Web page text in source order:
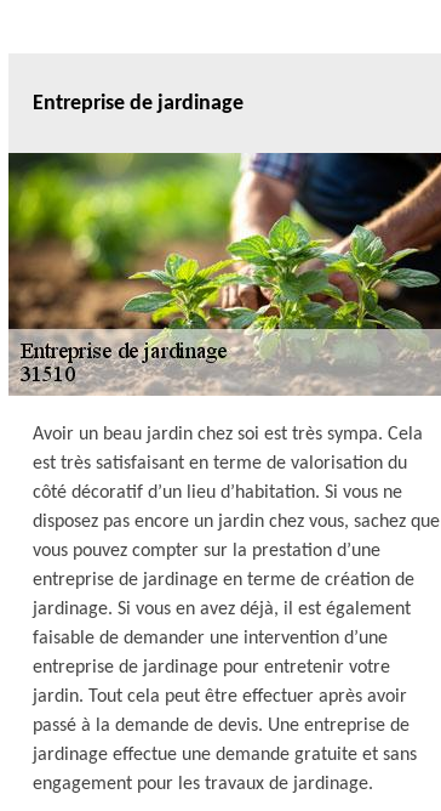
Entreprise de jardinage
Avoir un beau jardin chez soi est très sympa. Cela
est très satisfaisant en terme de valorisation du
côté décoratif d’un lieu d’habitation. Si vous ne
disposez pas encore un jardin chez vous, sachez que
vous pouvez compter sur la prestation d’une
entreprise de jardinage en terme de création de
jardinage. Si vous en avez déjà, il est également
faisable de demander une intervention d’une
entreprise de jardinage pour entretenir votre
jardin. Tout cela peut être effectuer après avoir
passé à la demande de devis. Une entreprise de
jardinage effectue une demande gratuite et sans
engagement pour les travaux de jardinage.